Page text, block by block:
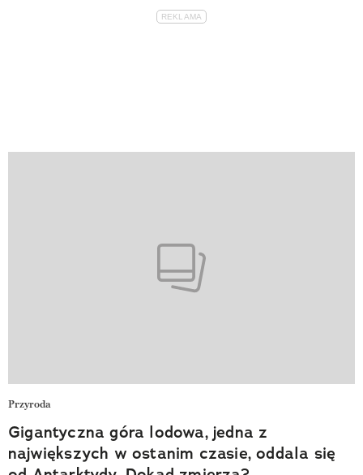
Przyroda
Gigantyczna góra lodowa, jedna z
największych w ostanim czasie, oddala się